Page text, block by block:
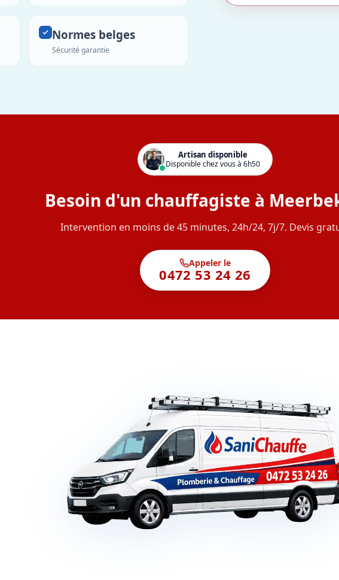
Normes belges
Sécurité garantie
Artisan disponible
Disponible chez vous à 6h50
Besoin d'un chauffagiste à
Intervention en moins de 45 minutes, 24h/24, 7j/7. Devis
Appeler le
0472 53 24 26